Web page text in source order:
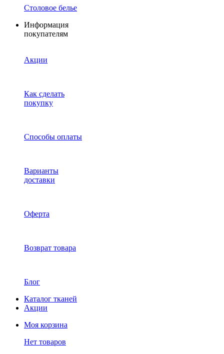
Столовое белье
Информация
покупателям
Акции
Как сделать
покупку
Способы оплаты
Варианты
доставки
Оферта
Возврат товара
Блог
Каталог тканей
Акции
Моя корзина
Нет товаров